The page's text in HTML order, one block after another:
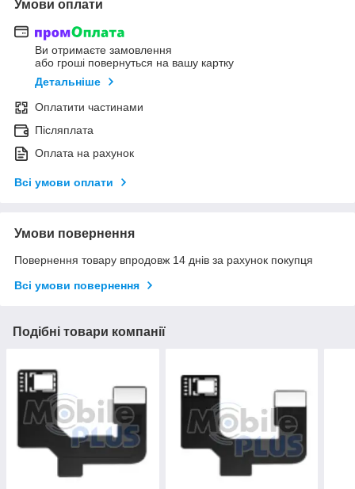
Умови оплати
Ви отримаєте замовлення
або гроші повернуться на вашу картку
Детальніше
Оплатити частинами
Післяплата
Оплата на рахунок
Всі умови оплати
Умови повернення
Повернення товару впродовж 14 днів за рахунок покупця
Всі умови повернення
Подібні товари компанії